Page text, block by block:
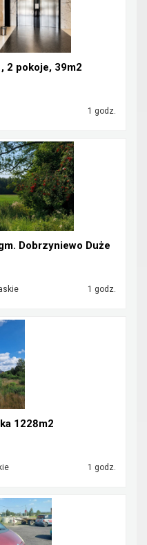
2 pokoje, 39m2
1 godz.
Dobrzyniewo Duże
1 godz.
1228m2
1 godz.